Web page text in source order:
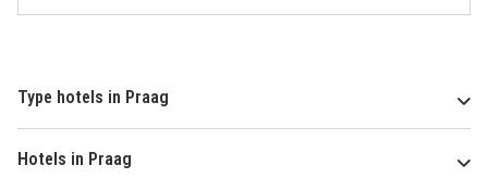
Type hotels in Praag
Hotels in Praag